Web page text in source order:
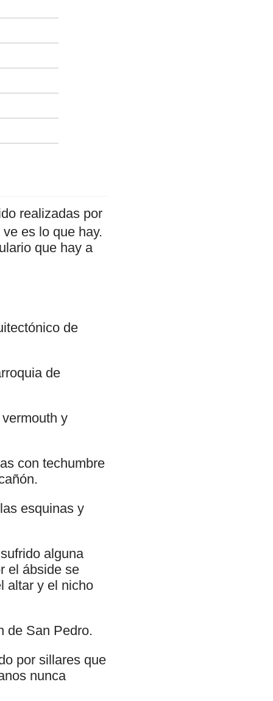
realizadas por
es lo que hay.
que hay a
de
de
y
con techumbre
esquinas y
alguna
el ábside se
altar y el nicho
de San Pedro.
por sillares que
nunca